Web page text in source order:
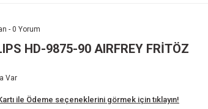
- 0 Yorum
HD-9875-90 AIRFREY FRİTÖZ
Var
ile Ödeme seçeneklerini görmek için tıklayın!